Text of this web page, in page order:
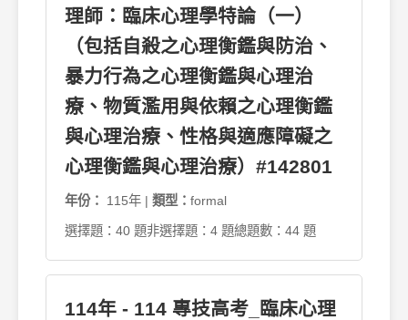
理師：臨床心理學特論（一）
（包括自殺之心理衡鑑與防治、
暴力行為之心理衡鑑與心理治
療、物質濫用與依賴之心理衡鑑
與心理治療、性格與適應障礙之
心理衡鑑與心理治療）#142801
年份： 115年 | 類型： formal
選擇題：40 題非選擇題：4 題總題數：44 題
114年 - 114 專技高考_臨床心理